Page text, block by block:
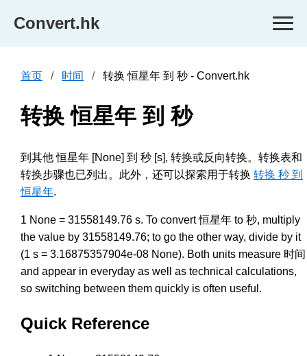
Convert.hk
首页 时间 转换 恒星年 到 秒 - Convert.hk
转换 恒星年 到 秒
到其他 恒星年 [None] 到 秒 [s], 转换或反向转换。转换表和
转换步骤也已列出。此外，还可以探索用于转换 转换 秒 到
恒星年.
1 None = 31558149.76 s. To convert 恒星年 to 秒, multiply
the value by 31558149.76; to go the other way, divide by it
(1 s = 3.16875357904e-08 None). Both units measure 时间
and appear in everyday as well as technical calculations,
so switching between them quickly is often useful.
Quick Reference